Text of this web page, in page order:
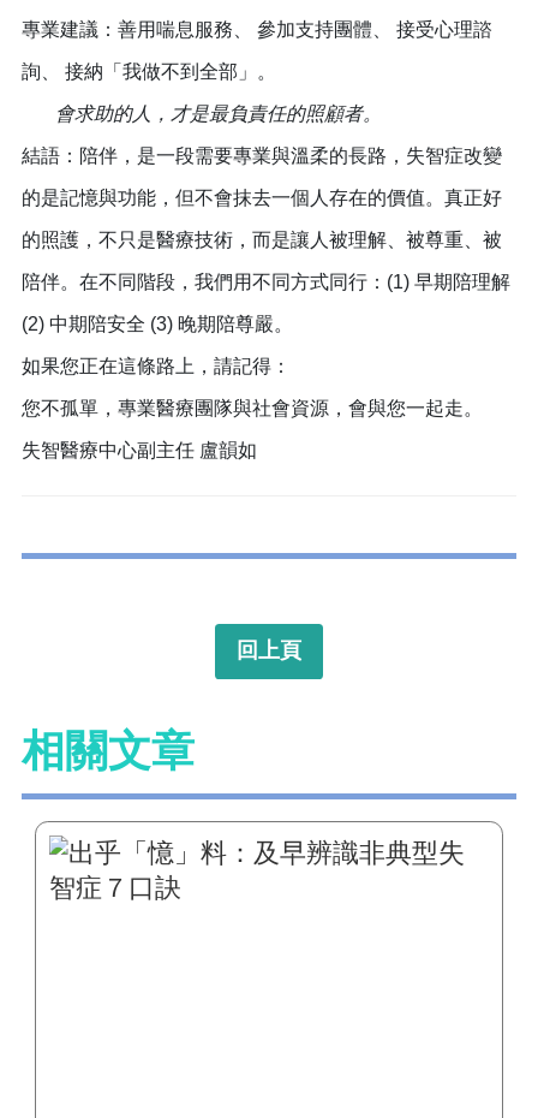
專業建議：善用喘息服務、 參加支持團體、 接受心理諮
詢、 接納「我做不到全部」。
會求助的人，才是最負責任的照顧者。
結語：陪伴，是一段需要專業與溫柔的長路，失智症改變
的是記憶與功能，但不會抹去一個人存在的價值。真正好
的照護，不只是醫療技術，而是讓人被理解、被尊重、被
陪伴。在不同階段，我們用不同方式同行：(1) 早期陪理解
(2) 中期陪安全 (3) 晚期陪尊嚴。
如果您正在這條路上，請記得：
您不孤單，專業醫療團隊與社會資源，會與您一起走。
失智醫療中心副主任 盧韻如
回上頁
相關文章